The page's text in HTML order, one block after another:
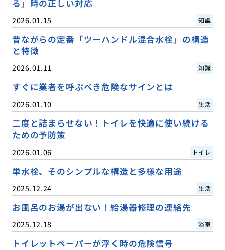
る」時の正しい対応
2026.01.15 知識
昔ながらの定番「ツーハンドル混合水栓」の構造
と特徴
2026.01.11 知識
すぐに業者を呼ぶべき危険なサインとは
2026.01.10 生活
二度と詰まらせない！トイレを快適に使い続ける
ための予防策
2026.01.06 トイレ
単水栓、そのシンプルな構造と多様な用途
2025.12.24 生活
お風呂のお湯が出ない！給湯器修理の連絡先
2025.12.18 浴室
トイレットペーパーが浮く時の危険信号